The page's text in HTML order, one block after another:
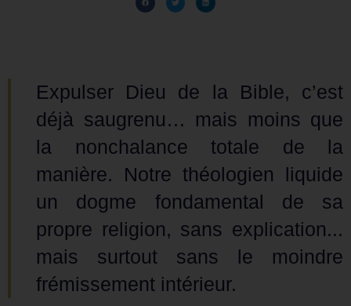
Expulser Dieu de la Bible, c’est
déjà saugrenu… mais moins que
la nonchalance totale de la
manière. Notre théologien liquide
un dogme fondamental de sa
propre religion, sans explication...
mais surtout sans le moindre
frémissement intérieur.